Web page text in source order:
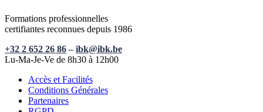
Formations professionnelles
certifiantes reconnues depuis 1986
+32 2 652 26 86–ibk@ibk.be
Lu-Ma-Je-Ve de 8h30 à 12h00
Accès et Facilités
Conditions Générales
Partenaires